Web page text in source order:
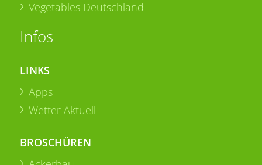
Vegetables Deutschland
Infos
LINKS
Apps
Wetter Aktuell
BROSCHÜREN